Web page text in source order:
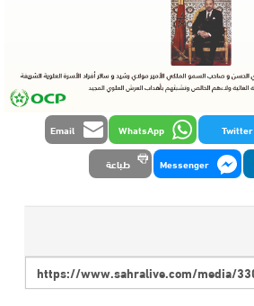
Twitter
WhatsApp
Email
Messenger طباعة